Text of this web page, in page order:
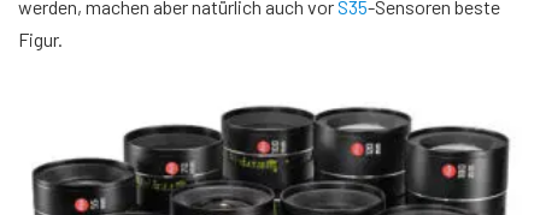
werden, machen aber natürlich auch vorS35-Sensoren beste
Figur.